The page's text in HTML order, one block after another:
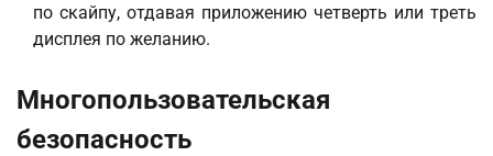
по скайпу, отдавая приложению четверть или треть
дисплея по желанию.
Многопользовательская
безопасность